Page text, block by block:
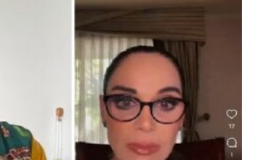
que llevaban al hombre que en
su rostro un cubrebocas, lo que le dio
al recinto
escolar con un gorro en la
sucedió en Perú, dándose a conocer
Solís Calero, fuera interceptado por la
escuela cuando salió del baño de las